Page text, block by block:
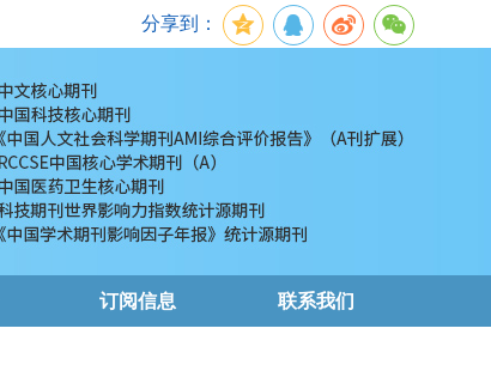
分享到：
订阅信息 联系我们